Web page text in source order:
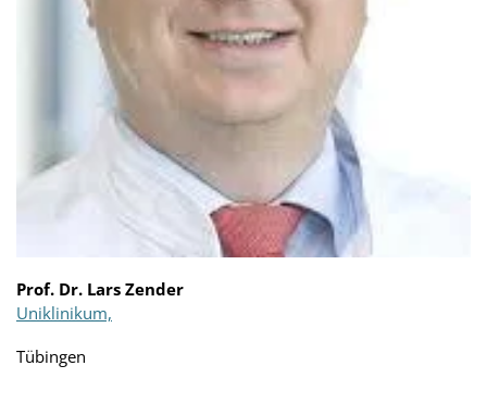
Prof. Dr. Lars Zender
Uniklinikum,
Tübingen